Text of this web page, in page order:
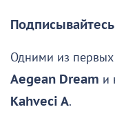
Одними из первых
Aegean Dream и
Kahveci A.